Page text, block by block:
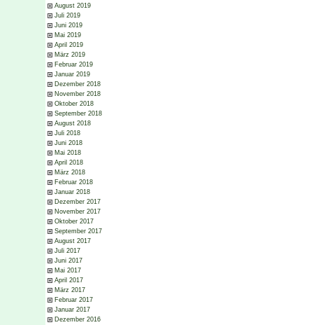
August 2019
Juli 2019
Juni 2019
Mai 2019
April 2019
März 2019
Februar 2019
Januar 2019
Dezember 2018
November 2018
Oktober 2018
September 2018
August 2018
Juli 2018
Juni 2018
Mai 2018
April 2018
März 2018
Februar 2018
Januar 2018
Dezember 2017
November 2017
Oktober 2017
September 2017
August 2017
Juli 2017
Juni 2017
Mai 2017
April 2017
März 2017
Februar 2017
Januar 2017
Dezember 2016